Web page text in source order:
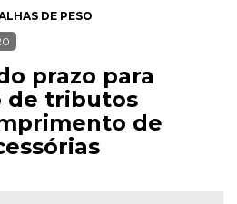
DE PESO
prazo para
de tributos
de